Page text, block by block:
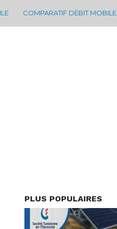
COMPARATIF DÉBIT MOBILE
PLUS POPULAIRES